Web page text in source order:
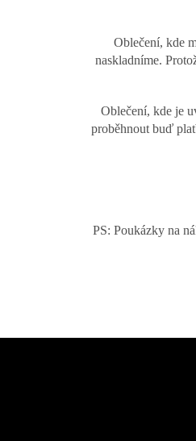
Oblečení, kde
naskladníme.
Oblečení, kde je
proběhnout buď
PS: Poukázky na